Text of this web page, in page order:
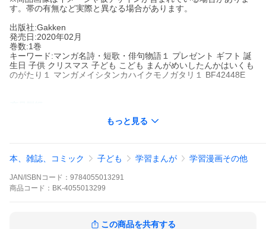
す。帯の有無など実際と異なる場合があります。
出版社:Gakken
発売日:2020年02月
巻数:1巻
キーワード:マンガ名詩・短歌・俳句物語１ プレゼント ギフト 誕
生日 子供 クリスマス 子ども こども まんがめいしたんかはいくも
のがたり１ マンガメイシタンカハイクモノガタリ１ BF42448E
ジくらい（金子みすゞ以外）で、読めるのに、詩人の人生、作品
の背景、世界観がわかり感動。教科書に掲載の作品も、多数収
録。
※本データはこの商品が発売された時点の情報です。
もっと見る
本、雑誌、コミック 子ども 学習まんが 学習漫画その他
JAN/ISBNコード： 9784055013291
商品 コード： BK-4055013299
この商品を共有する